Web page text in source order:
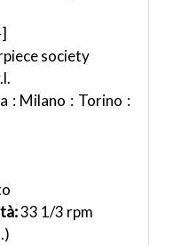
society
: Milano : Torino :
33 1/3 rpm